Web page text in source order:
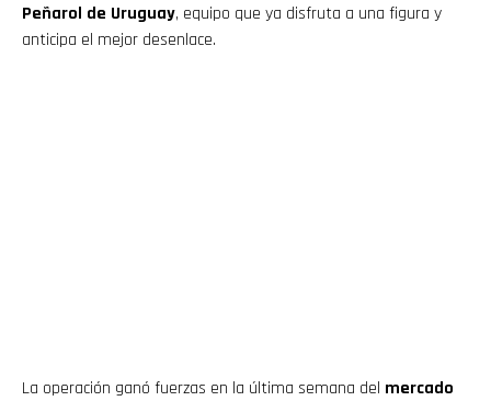
Peñarol de Uruguay, equipo que ya disfruta a una figura y
anticipa el mejor desenlace.
La operación ganó fuerzas en la última semana del mercado